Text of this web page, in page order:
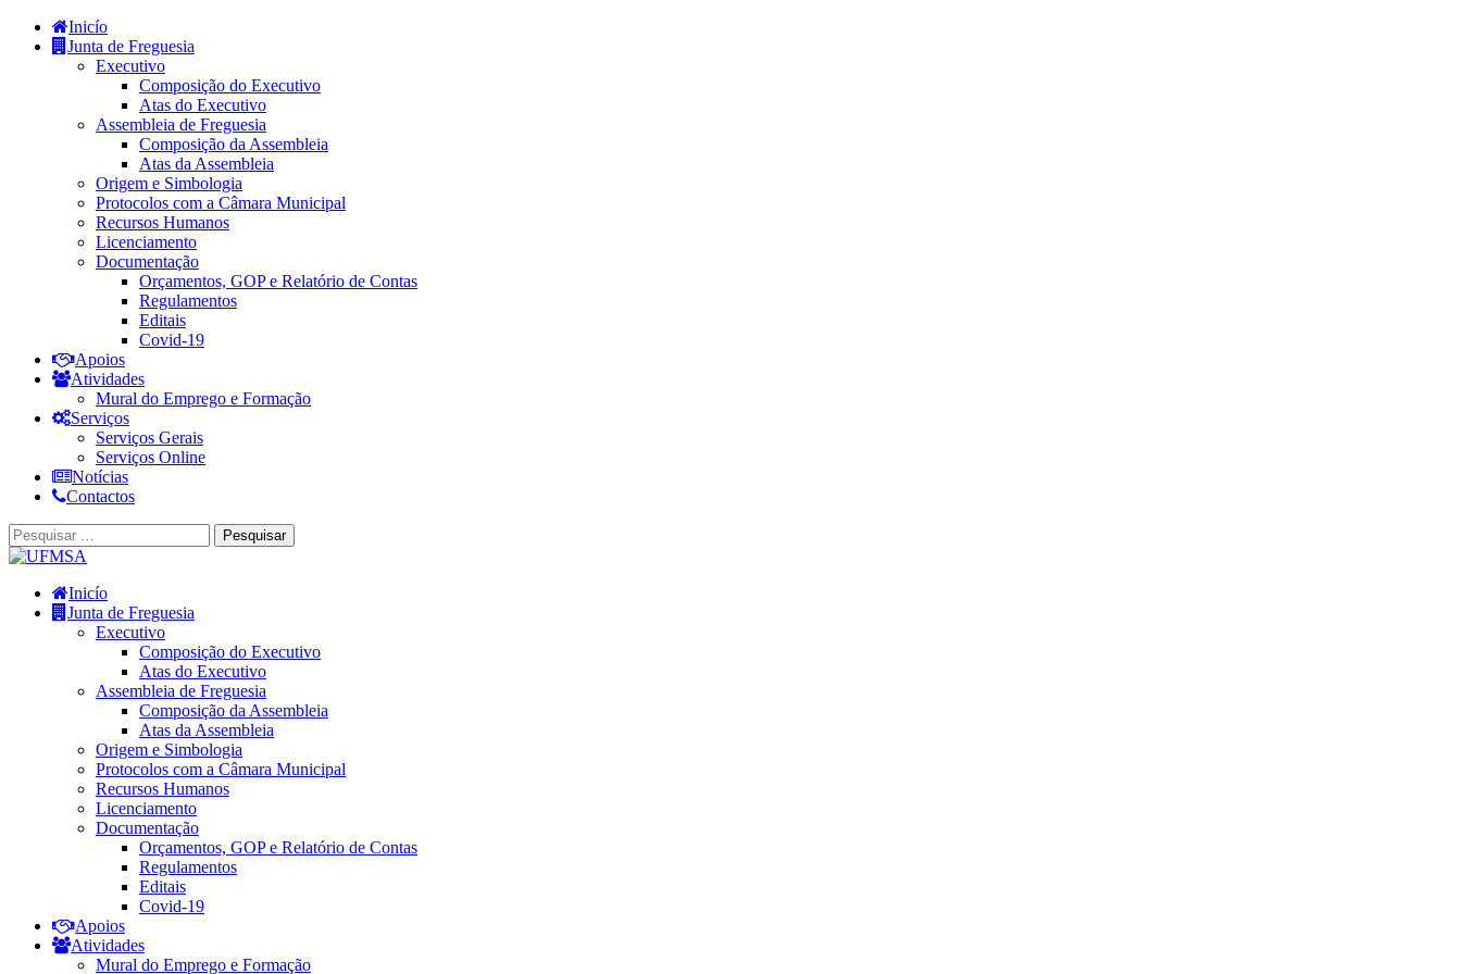
Inicío
Junta de Freguesia
Executivo
Composição do Executivo
Atas do Executivo
Assembleia de Freguesia
Composição da Assembleia
Atas da Assembleia
Origem e Simbologia
Protocolos com a Câmara Municipal
Recursos Humanos
Licenciamento
Documentação
Orçamentos, GOP e Relatório de Contas
Regulamentos
Editais
Covid-19
Apoios
Atividades
Mural do Emprego e Formação
Serviços
Serviços Gerais
Serviços Online
Notícias
Contactos
Inicío
Junta de Freguesia
Executivo
Composição do Executivo
Atas do Executivo
Assembleia de Freguesia
Composição da Assembleia
Atas da Assembleia
Origem e Simbologia
Protocolos com a Câmara Municipal
Recursos Humanos
Licenciamento
Documentação
Orçamentos, GOP e Relatório de Contas
Regulamentos
Editais
Covid-19
Apoios
Atividades
Mural do Emprego e Formação